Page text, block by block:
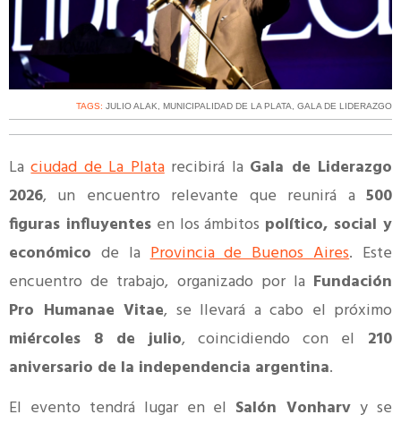
TAGS: JULIO ALAK, MUNICIPALIDAD DE LA PLATA, GALA DE LIDERAZGO
Laciudad de La Platarecibirá la Gala de Liderazgo
2026, un encuentro relevante que reunirá a 500
figuras influyentesen los ámbitos político, social y
económico de laProvincia de Buenos Aires. Este
encuentro de trabajo, organizado por la Fundación
Pro Humanae Vitae, se llevará a cabo el próximo
miércoles 8 de julio, coincidiendo con el 210
aniversario de la independencia argentina.
El evento tendrá lugar en el Salón Vonharv y se